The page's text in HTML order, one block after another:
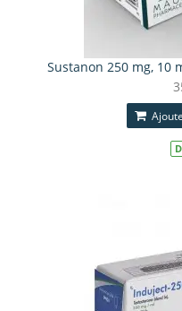
Sustanon 250 mg, 10